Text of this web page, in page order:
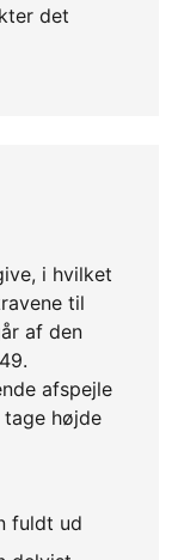
det
i hvilket
til
af den
afspejle
højde
fuldt ud